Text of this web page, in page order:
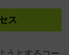
ス